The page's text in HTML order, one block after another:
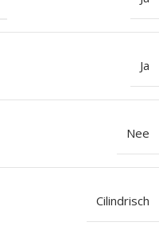
Ja
Nee
Cilindrisch